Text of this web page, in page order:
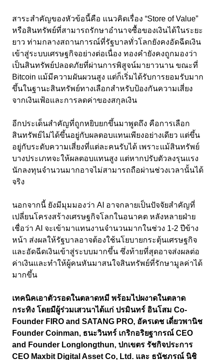
สาระสำคัญของหัวข้อนี้คือ แนวคิดเรื่อง “Store of Value”
หรือสินทรัพย์ที่สามารถรักษาอำนาจซื้อของเงินได้ในระยะ
ยาว ท่ามกลางสถานการณ์ที่รัฐบาลทั่วโลกยังคงอัดฉีดเงิน
เข้าสู่ระบบเศรษฐกิจอย่างต่อเนื่อง ทองคำยังคงถูกมองว่า
เป็นสินทรัพย์ปลอดภัยที่ผ่านการพิสูจน์มายาวนาน ขณะที่
Bitcoin แม้มีความผันผวนสูง แต่ก็เริ่มได้รับการยอมรับมาก
ขึ้นในฐานะสินทรัพย์ทางเลือกสำหรับป้องกันความเสี่ยง
จากเงินเฟ้อและการลดค่าของสกุลเงิน
อีกประเด็นสำคัญที่ถูกหยิบยกขึ้นมาพูดถึง คือการเลือก
สินทรัพย์ไม่ได้ขึ้นอยู่กับผลตอบแทนเพียงอย่างเดียว แต่ขึ้น
อยู่กับระดับความเสี่ยงที่แต่ละคนรับได้ เพราะแม้สินทรัพย์
บางประเภทจะให้ผลตอบแทนสูง แต่หากปรับตัวลงรุนแรง
นักลงทุนจำนวนมากอาจไม่สามารถถือผ่านช่วงเวลานั้นได้
จริง
นอกจากนี้ ยังมีมุมมองว่า AI อาจกลายเป็นปัจจัยสำคัญที่
เปลี่ยนโครงสร้างเศรษฐกิจโลกในอนาคต หลังหลายฝ่าย
เชื่อว่า AI จะเข้ามาแทนงานจำนวนมากในช่วง 1-2 ปีข้าง
หน้า ส่งผลให้รัฐบาลอาจต้องใช้นโยบายกระตุ้นเศรษฐกิจ
และอัดฉีดเงินเข้าสู่ระบบมากขึ้น ซึ่งท้ายที่สุดอาจส่งผลต่อ
ค่าเงินและทำให้ผู้คนหันมาสนใจสินทรัพย์ที่รักษามูลค่าได้
มากขึ้น
เทคนิคเอาตัวรอดในตลาดหมี พร้อมไปผงาดในตลาด
กระทิง โดยมีผู้ร่วมเสวนาได้แก่ ปรมินทร์ อินโสม Co-
Founder FIRO and SATANG PRO, อัครเดช เดี่ยวพานิช
Founder Coinman, ธนะวินทร์ เกริกอริยฐากรณ์ CEO
and Founder Longlongthun, ปกเขตร รัชกิจประการ
CEO Maxbit Digital Asset Co, Ltd. และ ธนัชภรณ์ นิชิ